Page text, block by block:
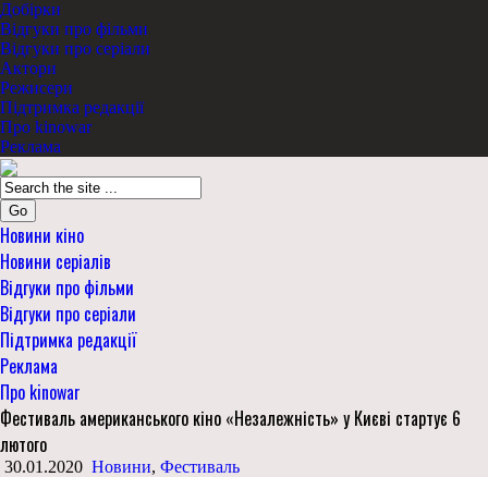
Добірки
Відгуки про фільми
Відгуки про серіали
Актори
Режисери
Підтримка редакції
Про kinowar
Реклама
Go
Новини кіно
Новини серіалів
Відгуки про фільми
Відгуки про серіали
Підтримка редакції
Реклама
Про kinowar
Фестиваль американського кіно «Незалежність» у Києві стартує 6
лютого
30.01.2020 Новини, Фестиваль